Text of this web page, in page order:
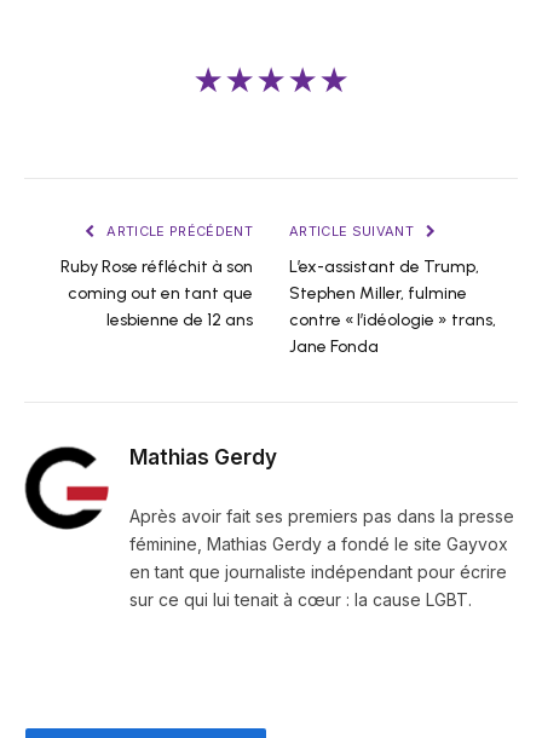
★★★★★
ARTICLE PRÉCÉDENT
Ruby Rose réfléchit à son
coming out en tant que
lesbienne de 12 ans
ARTICLE SUIVANT
L’ex-assistant de Trump,
Stephen Miller, fulmine
contre « l’idéologie » trans,
Jane Fonda
Mathias Gerdy
Après avoir fait ses premiers pas dans la presse
féminine, Mathias Gerdy a fondé le site Gayvox
en tant que journaliste indépendant pour écrire
sur ce qui lui tenait à cœur : la cause LGBT.